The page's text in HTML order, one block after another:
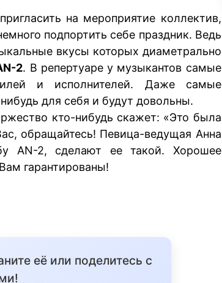
на мероприятие коллектив,
подпортить себе праздник. Ведь
вкусы которых диаметрально
2. В репертуаре у музыкантов самые
и исполнителей. Даже самые
для себя и будут довольны.
кто-нибудь скажет: «Это была
обращайтесь! Певица-ведущая Анна
AN-2, сделают ее такой. Хорошее
гарантированы!
её или поделитесь с